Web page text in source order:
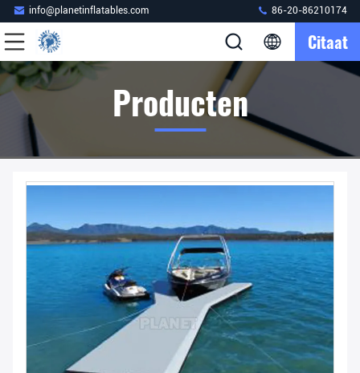
info@planetinflatables.com 86-20-86210174
Citaat
Producten